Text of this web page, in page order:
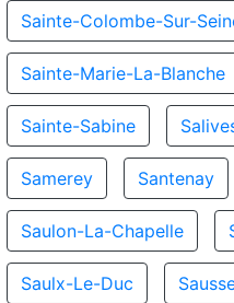
Sainte-Colombe-Sur-
Sainte-Marie-La-Blanche
Sainte-Sabine
Samerey Santenay
Saulon-La-Chapelle
Saulx-Le-Duc